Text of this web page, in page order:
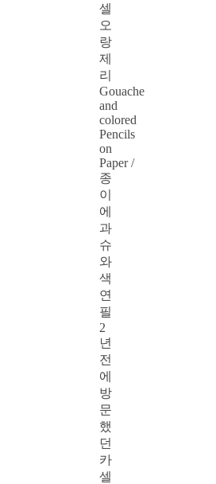
셀
오
랑
제
리
Gouache
and
colored
Pencils
on
Paper /
종
이
에
과
슈
와
색
연
필
2
년
전
에
방
문
했
던
카
셀